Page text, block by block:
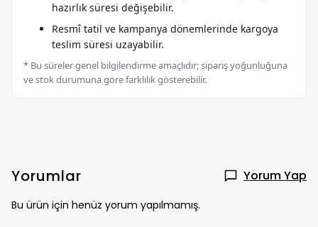
hazırlık süresi değişebilir.
Resmî tatil ve kampanya dönemlerinde kargoya
teslim süresi uzayabilir.
* Bu süreler genel bilgilendirme amaçlıdır; sipariş yoğunluğuna
ve stok durumuna göre farklılık gösterebilir.
Yorumlar Yorum Yap
Bu ürün için henüz yorum yapılmamış.